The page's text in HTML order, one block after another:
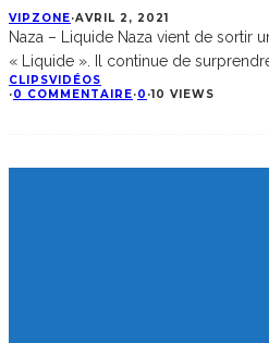
VIPZONE·AVRIL 2, 2021
Naza – Liquide Naza vient de sortir
« Liquide ». Il continue de
CLIPSVIDÉOS
·0 COMMENTAIRE·0 ·10 VIEWS